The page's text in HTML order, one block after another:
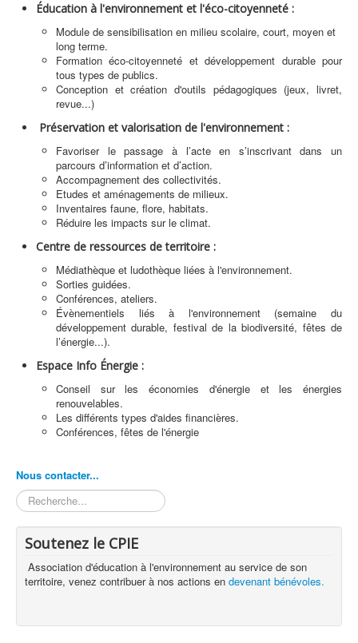
Éducation à l'environnement et l'éco-citoyenneté :
Module de sensibilisation en milieu scolaire, court, moyen et
long terme.
Formation éco-citoyenneté et développement durable pour
tous types de publics.
Conception et création d'outils pédagogiques (jeux, livret,
revue...)
Préservation et valorisation de l'environnement :
Favoriser le passage à l’acte en s’inscrivant dans un
parcours d’information et d’action.
Accompagnement des collectivités.
Etudes et aménagements de milieux.
Inventaires faune, flore, habitats.
Réduire les impacts sur le climat.
Centre de ressources de territoire :
Médiathèque et ludothèque liées à l'environnement.
Sorties guidées.
Conférences, ateliers.
Évènementiels liés à l'environnement (semaine du
développement durable, festival de la biodiversité, fêtes de
l’énergie...).
Espace Info Énergie :
Conseil sur les économies d'énergie et les énergies
renouvelables.
Les différents types d'aides financières.
Conférences, fêtes de l'énergie
Nous contacter...
Rechercher
Soutenez le CPIE
Association d'éducation à l'environnement au service de son
territoire, venez contribuer à nos actions en devenant bénévoles.